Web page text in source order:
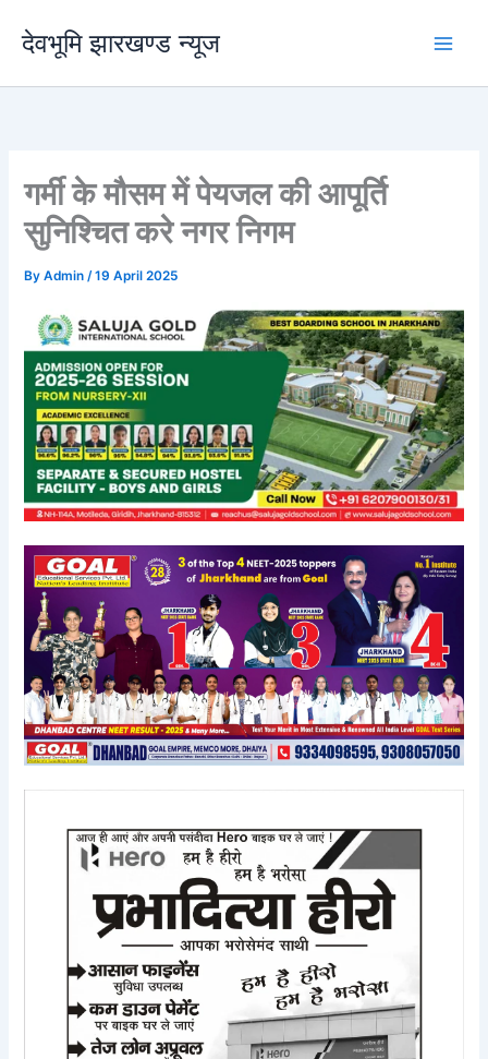
content
देवभूमि झारखण्ड न्यूज
गर्मी के मौसम में पेयजल की आपूर्ति
सुनिश्चित करे नगर निगम
ByAdmin/19 April 2025